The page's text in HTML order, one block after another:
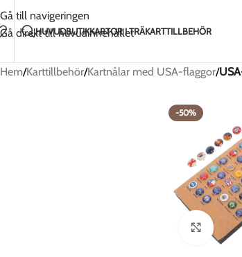
Gå till navigeringen
Gå direkt till huvudinnehållet
Handgjort med kärlek i Litauen
HUVUDBUTIKKARTOR I TRÄKARTTILLBEHÖR
Hem/Karttillbehör/Kartnålar med USA-flaggor/
-50%